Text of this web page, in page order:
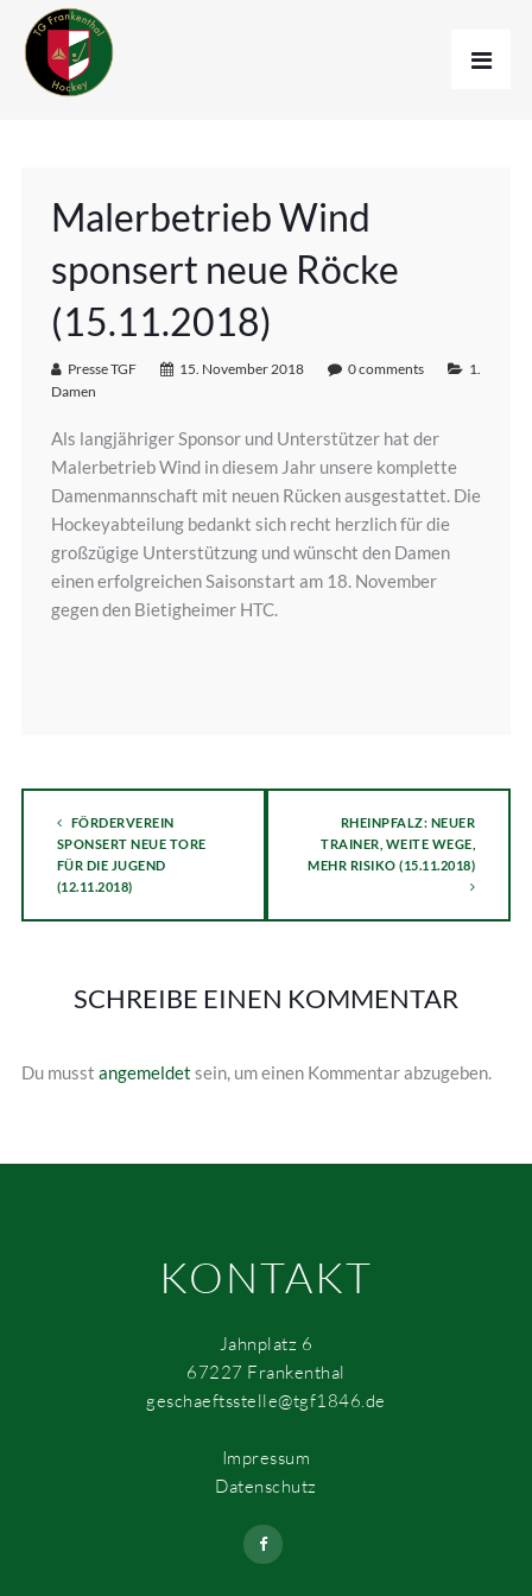
Malerbetrieb Wind
sponsert neue Röcke
(15.11.2018)
Presse TGF 15. November 2018 0 comments
1.
Damen
Als langjähriger Sponsor und Unterstützer hat der
Malerbetrieb Wind in diesem Jahr unsere komplette
Damenmannschaft mit neuen Rücken ausgestattet. Die
Hockeyabteilung bedankt sich recht herzlich für die
großzügige Unterstützung und wünscht den Damen
einen erfolgreichen Saisonstart am 18. November
gegen den Bietigheimer HTC.
FÖRDERVEREIN
SPONSERT NEUE TORE
FÜR DIE JUGEND
(12.11.2018)
RHEINPFALZ: NEUER
TRAINER, WEITE WEGE,
MEHR RISIKO (15.11.2018)
SCHREIBE EINEN KOMMENTAR
Du musst angemeldet sein, um einen Kommentar abzugeben.
KONTAKT
Jahnplatz 6
67227 Frankenthal
geschaeftsstelle@tgf1846.de
Impressum
Datenschutz